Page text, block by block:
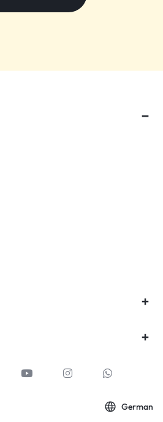
German